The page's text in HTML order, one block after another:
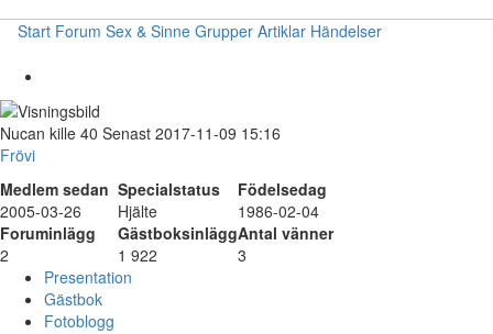
Start Forum Sex & Sinne Grupper Artiklar Händelser
Nucan kille 40 Senast 2017-11-09 15:16
Frövi
Medlem sedan Specialstatus
Födelsedag
2005-03-26
Hjälte
1986-02-04
Foruminlägg
GästboksinläggAntal vänner
2
1 922
3
Presentation
Gästbok
Fotoblogg